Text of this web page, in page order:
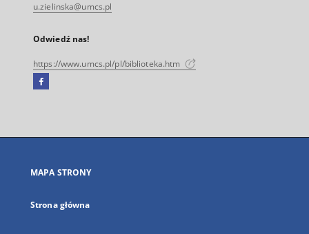
u.zielinska@umcs.pl
Odwiedź nas!
https://www.umcs.pl/pl/biblioteka.htm
Facebook
się
karcie
MAPA STRONY
Strona główna